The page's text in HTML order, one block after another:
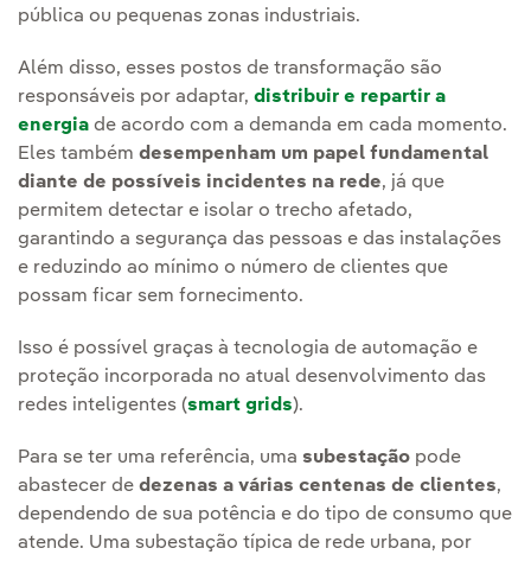
pública ou pequenas zonas industriais.
Além disso, esses postos de transformação são
responsáveis por adaptar, distribuir e repartir a
energia de acordo com a demanda em cada momento.
Eles também desempenham um papel fundamental
diante de possíveis incidentes na rede, já que
permitem detectar e isolar o trecho afetado,
garantindo a segurança das pessoas e das instalações
e reduzindo ao mínimo o número de clientes que
possam ficar sem fornecimento.
Isso é possível graças à tecnologia de automação e
proteção incorporada no atual desenvolvimento das
redes inteligentes (smart grids).
Para se ter uma referência, uma subestação pode
abastecer de dezenas a várias centenas de clientes,
dependendo de sua potência e do tipo de consumo que
atende. Uma subestação típica de rede urbana, por